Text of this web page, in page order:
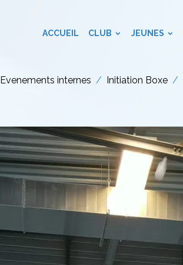
ACCUEIL CLUB JEUNES
Evenements internes Initiation Boxe